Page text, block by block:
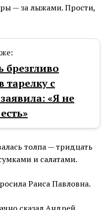
— за лыжами. Прости,
брезгливо
тарелку с
«Я не
толпа — тридцать
и салатами.
Раиса Павловна.